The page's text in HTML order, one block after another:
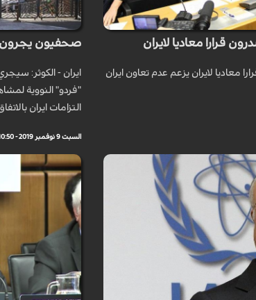
قرارا معاديا لايران
معاديا لايران يزعم عدم تعاون ايران
صحفيون يجرون
ايران - الكوثر:
"فردو" النووية
التزامات ايران
السبت 9 نوفمبر 2019 - 10:50 بتوقيت مكة